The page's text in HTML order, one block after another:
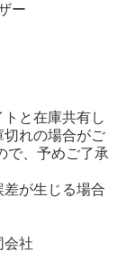
ー
トと在庫共有し
切れの場合がご
で、予めご了承
が生じる場合
会社